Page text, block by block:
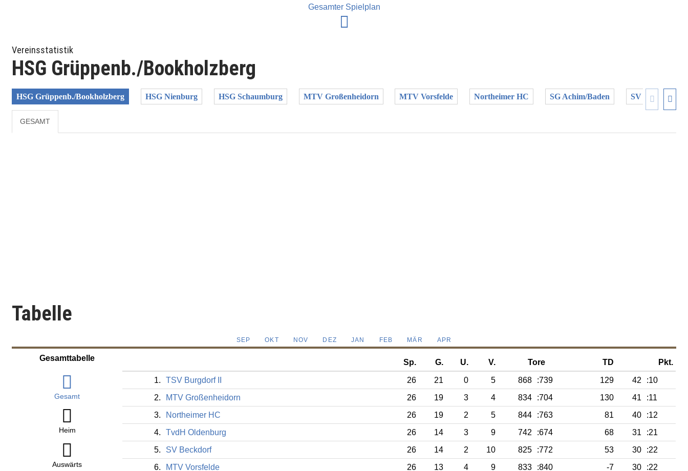
Gesamter Spielplan
Vereinsstatistik
HSG Grüppenb./Bookholzberg
HSG Grüppenb./Bookholzberg HSG Nienburg HSG Schaumburg MTV Großenheidorn MTV Vorsfelde Northeimer HC SG Achim/Baden SV Alfeld
GESAMT
Tabelle
SEP OKT NOV DEZ JAN FEB MÄR APR
Gesamttabelle
Gesamt
Heim
Auswärts
Sp. G. U. V. Tore TD Pkt.
1. TSV Burgdorf II 26 21 0 5 868 :739 129 42
:10
2.
MTV Großenheidorn 26 19 3 4 834 :704 130 41
:11
3.
Northeimer HC 26 19 2 5 844 :763 81 40
:12
4.
TvdH Oldenburg 26 14 3 9 742 :674 68 31
:21
5.
SV Beckdorf 26 14 2 10 825 :772 53 30
:22
6.
MTV Vorsfelde 26 13 4 9 833 :840 -7 30 :22